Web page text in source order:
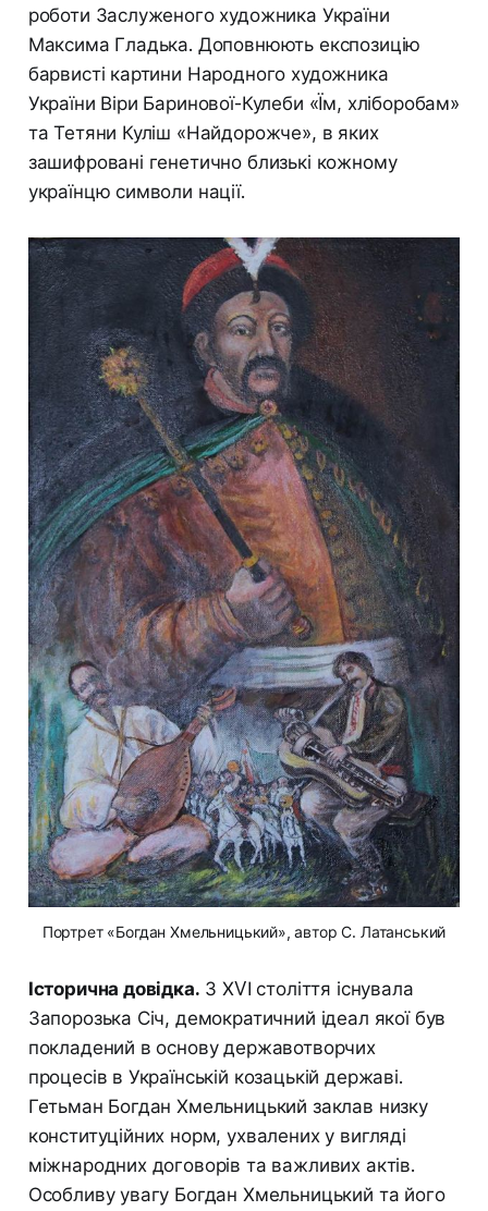
роботи Заслуженого художника України
Максима Гладька. Доповнюють експозицію
барвисті картини Народного художника
України Віри Баринової-Кулеби «Їм, хліборобам»
та Тетяни Куліш «Найдорожче», в яких
зашифровані генетично близькі кожному
українцю символи нації.
Портрет «Богдан Хмельницький», автор С. Латанський
Історична довідка. З ХVІ століття існувала
Запорозька Січ, демократичний ідеал якої був
покладений в основу державотворчих
процесів в Українській козацькій державі.
Гетьман Богдан Хмельницький заклав низку
конституційних норм, ухвалених у вигляді
міжнародних договорів та важливих актів.
Особливу увагу Богдан Хмельницький та його